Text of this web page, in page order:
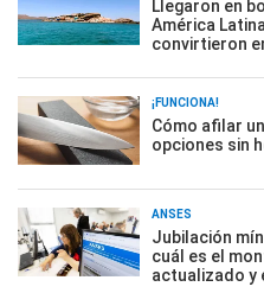
Llegaron en
América
convirtieron
¡FUNCIONA!
Cómo afilar
opciones sin
ANSES
Jubilación
cuál es el
actualizado y